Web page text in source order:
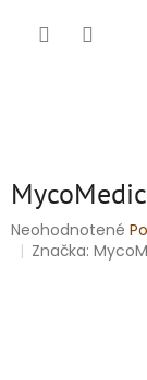
Priemerné
hodnotenie
Neohodnotené
Značka: